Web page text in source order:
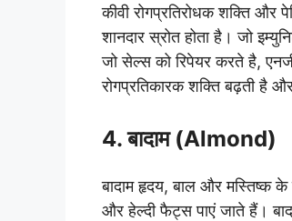
कीवी रोगप्रतिरोधक शक्ति
शानदार स्रोत होता है। जो
जो सेल्स को रिपेयर करते है,
रोगप्रतिकारक शक्ति बढ़ती है
4. बादाम (Almond)
बादाम हृदय, बाल और मस्तिष्क के
और हेल्दी फैट्स पाएं जाते हैं।